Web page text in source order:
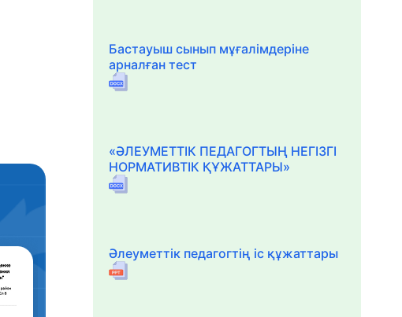
Бастауыш сынып мұғалімдеріне
арналған тест
«ӘЛЕУМЕТТІК ПЕДАГОГТЫҢ НЕГІЗГІ
НОРМАТИВТІК ҚҰЖАТТАРЫ»
Әлеуметтік педагогтің іс құжаттары